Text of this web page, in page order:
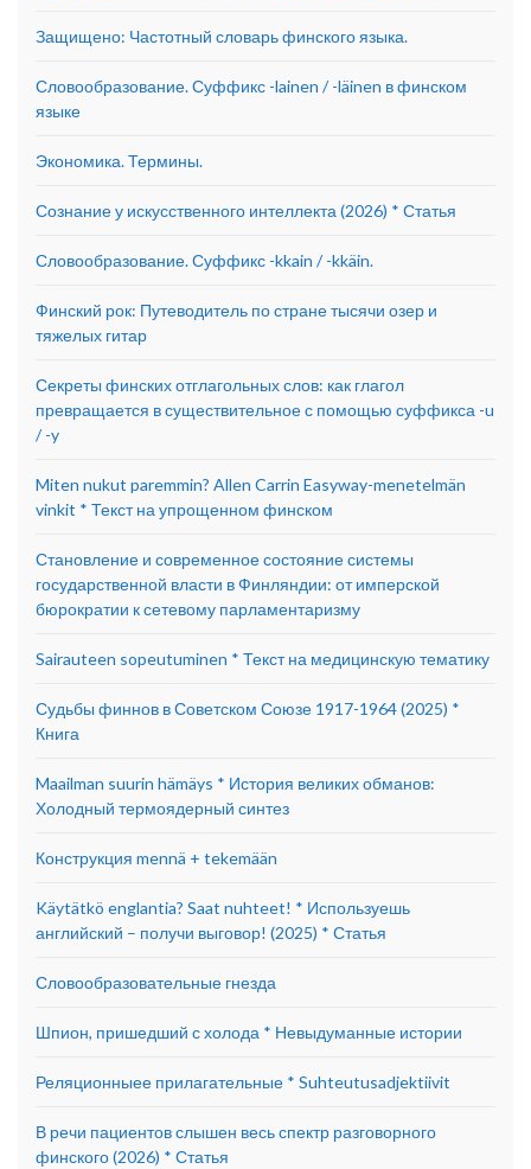
Защищено: Частотный словарь финского языка.
Словообразование. Суффикс -lainen / -läinen в финском
языке
Экономика. Термины.
Сознание у искусственного интеллекта (2026) * Статья
Словообразование. Суффикс -kkain / -kkäin.
Финский рок: Путеводитель по стране тысячи озер и
тяжелых гитар
Секреты финских отглагольных слов: как глагол
превращается в существительное с помощью суффикса -u
/ -y
Miten nukut paremmin? Allen Carrin Easyway-menetelmän
vinkit * Текст на упрощенном финском
Становление и современное состояние системы
государственной власти в Финляндии: от имперской
бюрократии к сетевому парламентаризму
Sairauteen sopeutuminen * Текст на медицинскую тематику
Судьбы финнов в Советском Союзе 1917-1964 (2025) *
Книга
Maailman suurin hämäys * История великих обманов:
Холодный термоядерный синтез
Конструкция mennä + tekemään
Käytätkö englantia? Saat nuhteet! * Используешь
английский – получи выговор! (2025) * Статья
Словообразовательные гнезда
Шпион, пришедший с холода * Невыдуманные истории
Реляционныее прилагательные * Suhteutusadjektiivit
В речи пациентов слышен весь спектр разговорного
финского (2026) * Статья